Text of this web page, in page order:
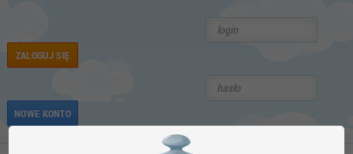
ZALOGUJ SIĘ
NOWE KONTO